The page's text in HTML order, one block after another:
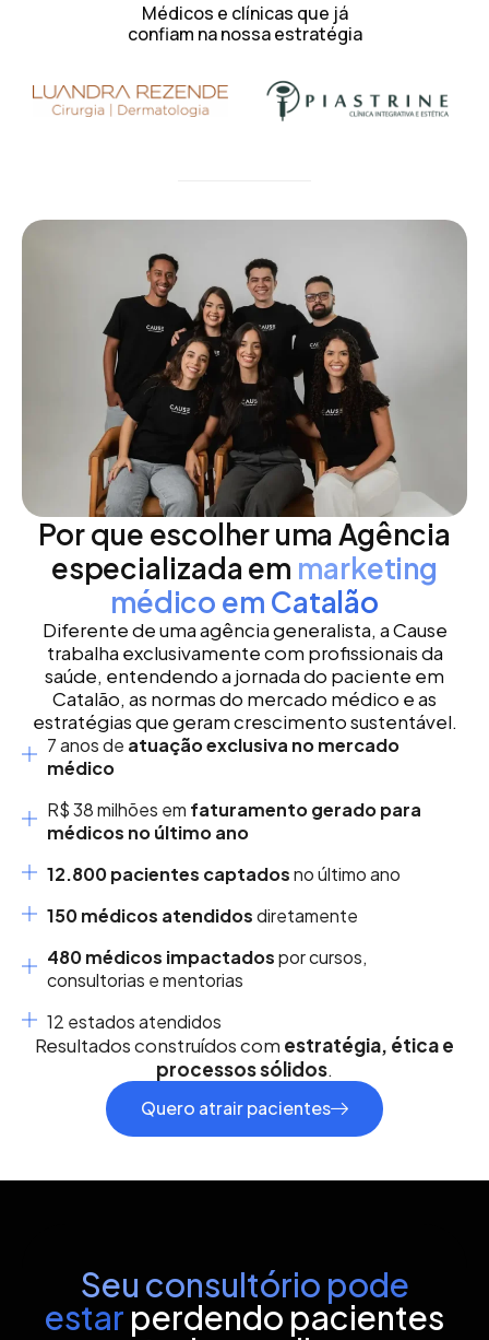
Médicos e clínicas que já
confiam na nossa estratégia
Por que escolher uma Agência
especializada em marketing
médico em Catalão
Diferente de uma agência generalista, a Cause
trabalha exclusivamente com profissionais da
saúde, entendendo a jornada do paciente em
Catalão, as normas do mercado médico e as
estratégias que geram crescimento sustentável.
7 anos de atuação exclusiva no mercado
médico
R$ 38 milhões em faturamento gerado para
médicos no último ano
12.800 pacientes captadosno último ano
150 médicos atendidosdiretamente
480 médicos impactadospor cursos,
consultorias e mentorias
12 estados atendidos
Resultados construídos com estratégia, ética e
processos sólidos.
Quero atrair pacientes
Seu consultório pode
estar perdendo pacientes